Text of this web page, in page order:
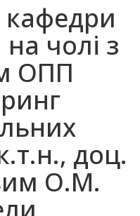
кафедри
чолі з
ОПП
доц.
О.М.